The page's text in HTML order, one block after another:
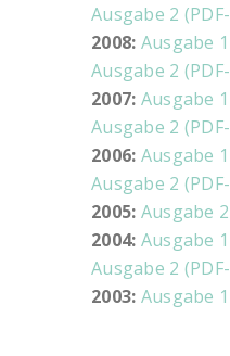
Ausgabe 2
2008: Ausgabe
Ausgabe 2
2007: Ausgabe
Ausgabe 2
2006: Ausgabe
Ausgabe 2
2005: Ausgabe
2004: Ausgabe
Ausgabe 2
2003: Ausgabe